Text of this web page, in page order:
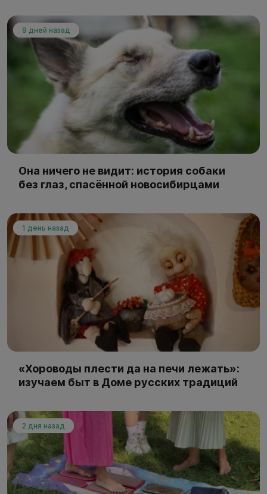
9 дней назад
Она ничего не видит: история собаки
без глаз, спасённой новосибирцами
1 день назад
«Хороводы плести да на печи лежать»:
изучаем быт в Доме русских традиций
2 дня назад